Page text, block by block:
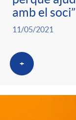
n
s
a
e
s
F
i
l
t
n
i
amb el soci”
11/05/2021
+